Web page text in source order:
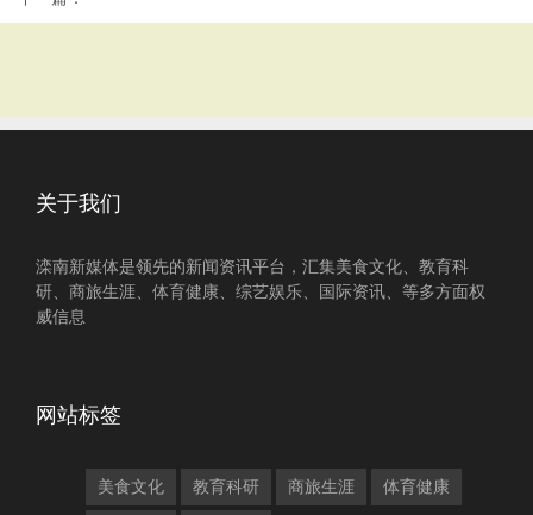
关于我们
滦南新媒体是领先的新闻资讯平台，汇集美食文化、教育科
研、商旅生涯、体育健康、综艺娱乐、国际资讯、等多方面权
威信息
网站标签
美食文化 教育科研 商旅生涯 体育健康